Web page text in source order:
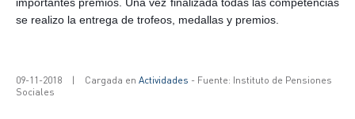
se realizo la entrega de trofeos, medallas y premios.
09-11-2018 | Cargada en Actividades - Fuente: Instituto de Pensiones
Sociales